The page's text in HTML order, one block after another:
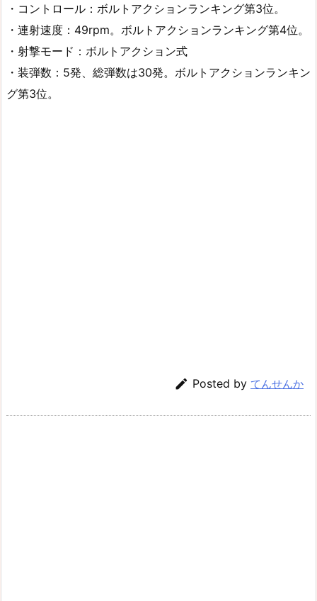
・コントロール：ボルトアクションランキング第3位。
・連射速度：49rpm。ボルトアクションランキング第4位。
・射撃モード：ボルトアクション式
・装弾数：5発、総弾数は30発。ボルトアクションランキン
グ第3位。
 Posted by てんせんか